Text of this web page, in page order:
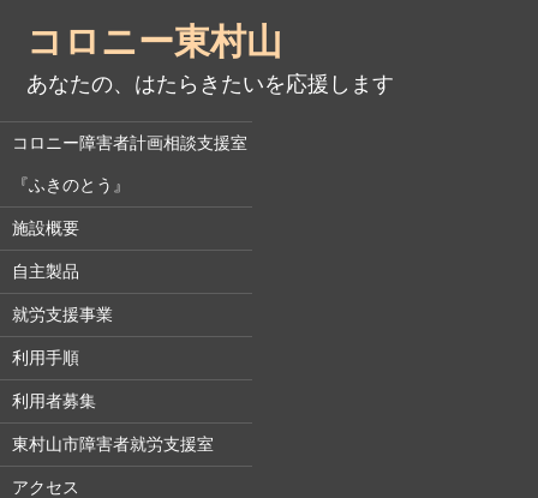
コロニー東村山
あなたの、はたらきたいを応援します
コロニー障害者計画相談支援室
『ふきのとう』
施設概要
自主製品
就労支援事業
利用手順
利用者募集
東村山市障害者就労支援室
アクセス